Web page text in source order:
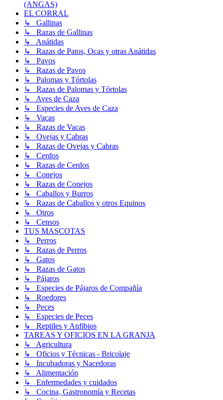
(ANGAS)
EL CORRAL
↳ Gallinas
↳ Razas de Gallinas
↳ Anátidas
↳ Razas de Patos, Ocas y otras Anátidas
↳ Pavos
↳ Razas de Pavos
↳ Palomas y Tórtolas
↳ Razas de Palomas y Tórtolas
↳ Aves de Caza
↳ Especies de Aves de Caza
↳ Vacas
↳ Razas de Vacas
↳ Ovejas y Cabras
↳ Razas de Ovejas y Cabras
↳ Cerdos
↳ Razas de Cerdos
↳ Conejos
↳ Razas de Conejos
↳ Caballos y Burros
↳ Razas de Caballos y otros Equinos
↳ Otros
↳ Censos
TUS MASCOTAS
↳ Perros
↳ Razas de Perros
↳ Gatos
↳ Razas de Gatos
↳ Pájaros
↳ Especies de Pájaros de Compañía
↳ Roedores
↳ Peces
↳ Especies de Peces
↳ Reptiles y Anfibios
TAREAS Y OFICIOS EN LA GRANJA
↳ Agricultura
↳ Oficios y Técnicas - Bricolaje
↳ Incubadoras y Nacedoras
↳ Alimentación
↳ Enfermedades y cuidados
↳ Cocina, Gastronomía y Recetas